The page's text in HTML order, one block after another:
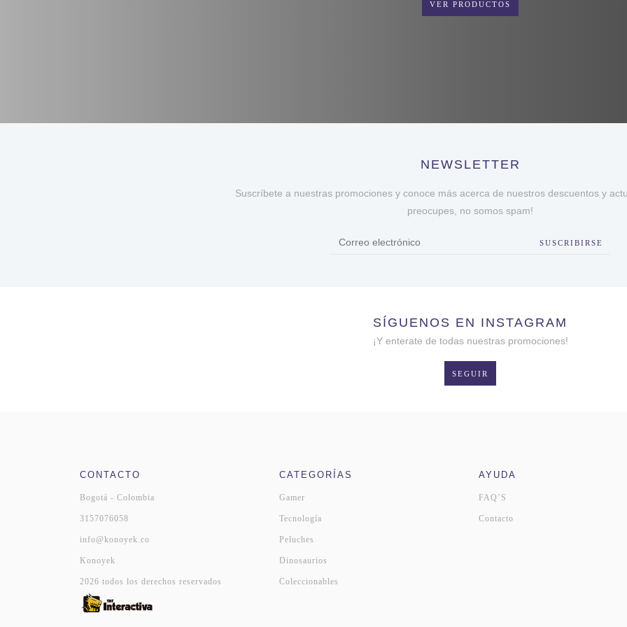
VER PRODUCTOS
NEWSLETTER
Suscríbete a nuestras promociones y conoce más acerca de nuestros descuentos y
preocupes, no somos spam!
SUSCRIBIRSE
SÍGUENOS EN INSTAGRAM
¡Y enterate de todas nuestras promociones!
SEGUIR
CONTACTO
Bogotá - Colombia
3157076058
info@konoyek.co
Konoyek
2026 todos los derechos reservados
CATEGORÍAS
Gamer
Tecnología
Peluches
Dinosaurios
Coleccionables
AYUDA
FAQ’S
Contacto